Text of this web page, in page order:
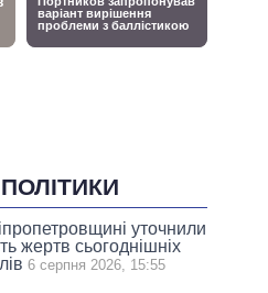
уточнили
жертв сьогоднішніх
6 серпня 2026, 15:55